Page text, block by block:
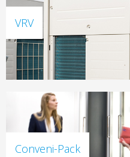
VRV
Conveni-Pack